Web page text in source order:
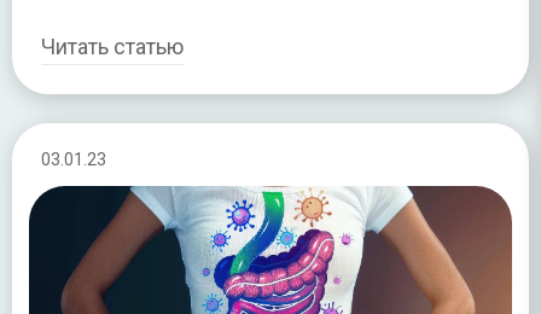
Читать статью
03.01.23